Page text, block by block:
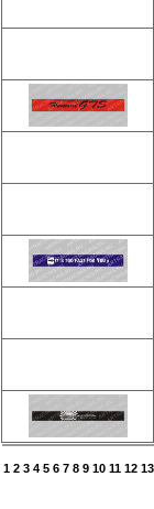
1 2 3 4 5 6 7 8 9 10 11 12 13